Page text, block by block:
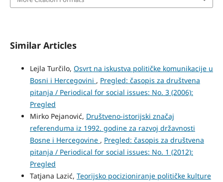
Similar Articles
Lejla Turčilo, Osvrt na iskustva političke komunikacije u
Bosni i Hercegovini , Pregled: časopis za društvena
pitanja / Periodical for social issues: No. 3 (2006):
Pregled
Mirko Pejanović, Društveno-istorijski značaj
referenduma iz 1992. godine za razvoj državnosti
Bosne i Hercegovine , Pregled: časopis za društvena
pitanja / Periodical for social issues: No. 1 (2012):
Pregled
Tatjana Lazić, Teorijsko pocizioniranje političke kulture